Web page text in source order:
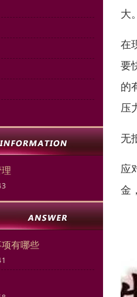
有哪些
大
在
要
的
压
无
应
金